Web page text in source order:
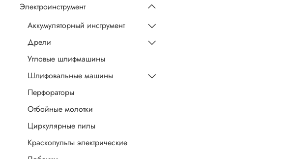
Электроинструмент
Аккумуляторный инструмент
Дрели
Угловые шлифмашины
Шлифовальные машины
Перфораторы
Отбойные молотки
Циркулярные пилы
Краскопульты электрические